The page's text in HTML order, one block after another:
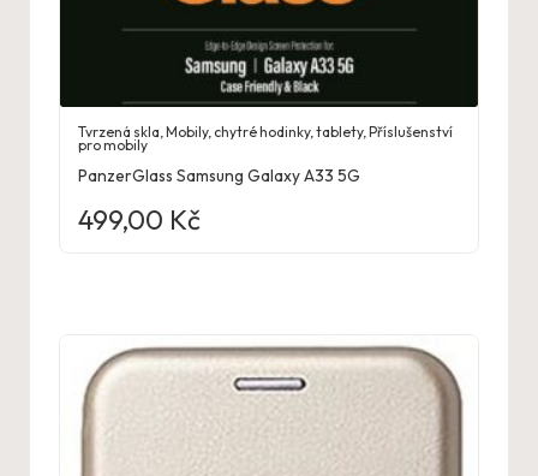
Tvrzená skla ,Mobily, chytré hodinky, tablety,Příslušenství
pro mobily
PanzerGlass Samsung Galaxy A33 5G
499,00 Kč